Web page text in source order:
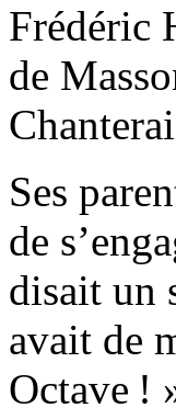
Frédéric
de
Ses
de
disait un
avait de
Octave !